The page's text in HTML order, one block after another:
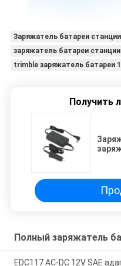
Заряжатель батареи
заряжатель батареи станции
trimble заряжатель батареи
Получить
Полный заряжатель
EDC117 AC-DC 12V SAE